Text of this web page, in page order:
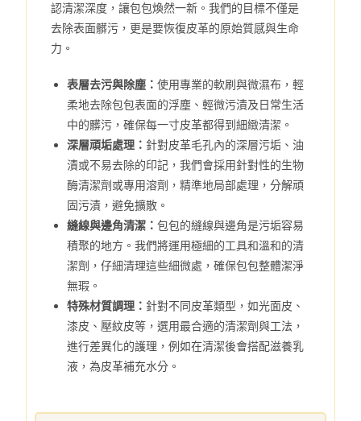
認清潔深度，讓包包煥然一新。我們的目標不僅是
去除表面髒污，更是要恢復皮革的原始質感與生命
力。
表層去污與除塵：使用專業的軟刷與微濕布，輕
柔地去除包包表面的浮塵、輕微污漬及日常生活
中的髒污，確保每一寸皮革都得到細緻清潔。
深層頑垢處理： 針對皮革毛孔內的深層污垢、油
漬或不易去除的印記，我們會採用針對性的生物
酶清潔劑或專用溶劑，精準地局部處理，分解頑
固污漬，避免擴散。
縫線與邊角清潔：包包的縫線與邊角是污垢容易
積聚的地方。我們將運用極細的工具和溫和的清
潔劑，仔細清理這些細微處，確保包包整體潔淨
無瑕。
特殊材質調理： 針對不同皮革類型，如光面皮、
漆皮、壓紋皮等，選用最合適的清潔劑與工法，
進行差異化的護理，例如在清潔後會搭配滋養乳
液，為皮革補充水分。